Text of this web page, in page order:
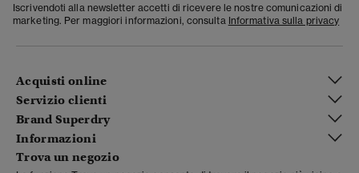
Iscrivendoti alla newsletter accetti di ricevere le nostre comunicazioni di
marketing. Per maggiori informazioni, consulta Informativa sulla privacy
Acquisti online
Servizio clienti
Brand Superdry
Informazioni
Trova un negozio